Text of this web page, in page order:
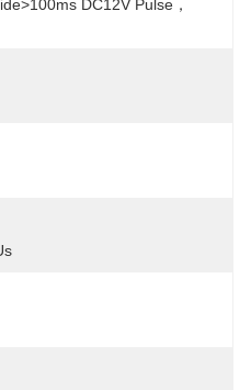
DC12V Pulse，